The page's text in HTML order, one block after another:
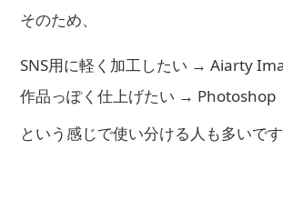
そのため、
SNS用に軽く加工したい → Aiarty
作品っぽく仕上げたい → Photoshop
という感じで使い分ける人も多いです